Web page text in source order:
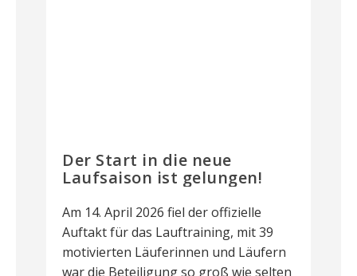
Der Start in die neue
Laufsaison ist gelungen!
Am 14. April 2026 fiel der offizielle
Auftakt für das Lauftraining, mit 39
motivierten Läuferinnen und Läufern
war die Beteiligung so groß wie selten